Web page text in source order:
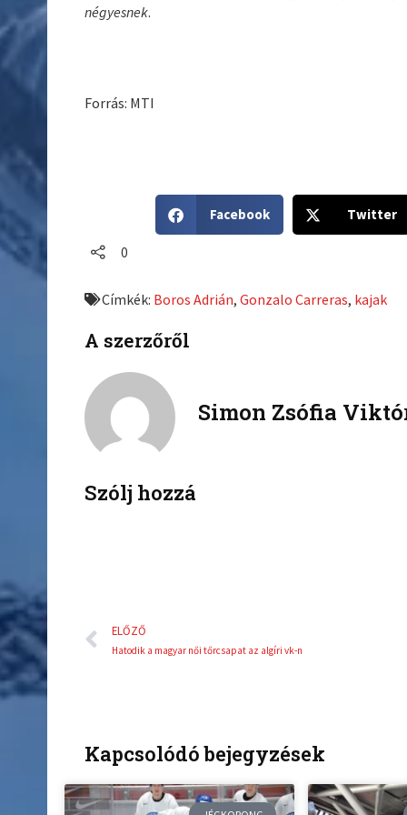
négyesnek.
Forrás: MTI
h
o
f
b
Facebook
h
o
t
t
Twitter
0
Címkék: Boros Adrián,Gonzalo Carreras, kajak
A szerzőről
Simon Zsófia
Szólj hozzá
Előző
ELŐZŐ
Hatodik a magyar női tőrcsapat az algíri vk-n
Kapcsolódó bejegyzések